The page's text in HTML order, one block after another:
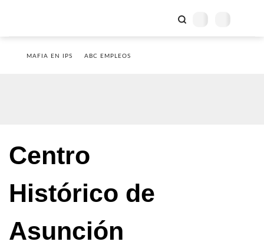
MAFIA EN IPS ABC EMPLEOS
Centro
Histórico de
Asunción